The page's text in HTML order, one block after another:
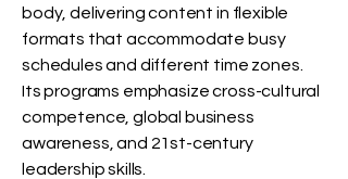
body, delivering content in flexible
formats that accommodate busy
schedules and different time zones.
Its programs emphasize cross-cultural
competence, global business
awareness, and 21st-century
leadership skills.